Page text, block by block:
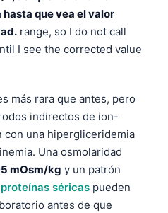
que vea el valor
range, so I do not call
I see the corrected value
más rara que antes, pero
indirectos de ion-
con una hipergliceridemia
Una osmolaridad
mOsm/kg y un patrón
séricas pueden
antes de que